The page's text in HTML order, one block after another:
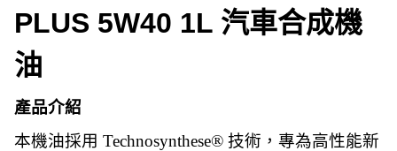
PLUS 5W40 1L 汽車合成機
油
產品介紹
本機油採用 Technosynthese® 技術，專為高性能新